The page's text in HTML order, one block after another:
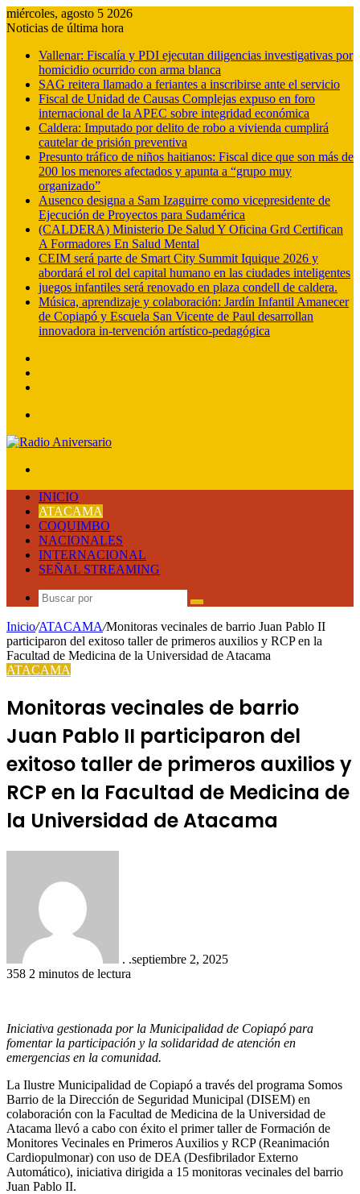
miércoles, agosto 5 2026
Noticias de última hora
Vallenar: Fiscalía y PDI ejecutan diligencias investigativas por
homicidio ocurrido con arma blanca
SAG reitera llamado a feriantes a inscribirse ante el servicio
Fiscal de Unidad de Causas Complejas expuso en foro
internacional de la APEC sobre integridad económica
Caldera: Imputado por delito de robo a vivienda cumplirá
cautelar de prisión preventiva
Presunto tráfico de niños haitianos: Fiscal dice que son más de
200 los menores afectados y apunta a “grupo muy
organizado”
Ausenco designa a Sam Izaguirre como vicepresidente de
Ejecución de Proyectos para Sudamérica
(CALDERA) Ministerio De Salud Y Oficina Grd Certifican
A Formadores En Salud Mental
CEIM será parte de Smart City Summit Iquique 2026 y
abordará el rol del capital humano en las ciudades inteligentes
juegos infantiles será renovado en plaza condell de caldera.
Música, aprendizaje y colaboración: Jardín Infantil Amanecer
de Copiapó y Escuela San Vicente de Paul desarrollan
innovadora in-tervención artístico-pedagógica
INICIO
ATACAMA
COQUIMBO
NACIONALES
INTERNACIONAL
SEÑAL STREAMING
Buscar
Inicio/ATACAMA/Monitoras vecinales de barrio Juan Pablo II
participaron del exitoso taller de primeros auxilios y RCP en la
Facultad de Medicina de la Universidad de Atacama
ATACAMA
Monitoras vecinales de barrio
Juan Pablo II participaron del
exitoso taller de primeros auxilios y
RCP en la Facultad de Medicina de
la Universidad de Atacama
. .septiembre 2, 2025
358 2 minutos de lectura
Iniciativa gestionada por la Municipalidad de Copiapó para
fomentar la participación y la solidaridad de atención en
emergencias en la comunidad.
La Ilustre Municipalidad de Copiapó a través del programa Somos
Barrio de la Dirección de Seguridad Municipal (DISEM) en
colaboración con la Facultad de Medicina de la Universidad de
Atacama llevó a cabo con éxito el primer taller de Formación de
Monitores Vecinales en Primeros Auxilios y RCP (Reanimación
Cardiopulmonar) con uso de DEA (Desfibrilador Externo
Automático), iniciativa dirigida a 15 monitoras vecinales del barrio
Juan Pablo II.